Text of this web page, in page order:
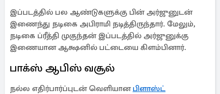
இப்படத்தில் பல ஆண்டுகளுக்கு பின் அர்ஜுனுடன்
இணைந்து நடிகை அபிராமி நடித்திருந்தார். மேலும்,
நடிகை ப்ரீத்தி முகுந்தன் இப்படத்தில் அர்ஜுனுக்கு
இணையான ஆக்ஷனில் பட்டையை கிளம்பினார்.
பாக்ஸ் ஆபிஸ் வசூல்
நல்ல எதிர்பார்ப்புடன் வெளியான பிளாஸ்ட்